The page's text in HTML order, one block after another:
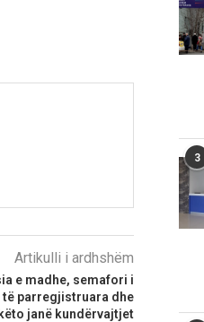
Artikulli i ardhshëm
e madhe, semafori i
të parregjistruara dhe
janë kundërvajtjet
3